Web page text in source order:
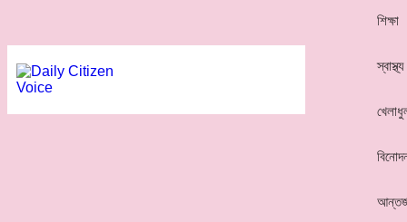
শিক্ষা
স্বাস্থ্য